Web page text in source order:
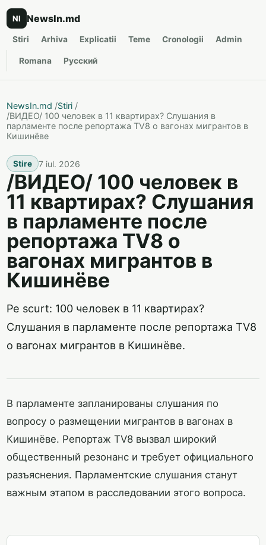
NI NewsIn.md
Stiri Arhiva Explicatii Teme Cronologii Admin
Romana Русский
NewsIn.md /Stiri /
/ВИДЕО/ 100 человек в 11 квартирах? Слушания в
парламенте после репортажа TV8 о вагонах мигрантов в
Кишинёве
Stire 7 iul. 2026
/ВИДЕО/ 100 человек в
11 квартирах? Слушания
в парламенте после
репортажа TV8 о
вагонах мигрантов в
Кишинёве
Pe scurt: 100 человек в 11 квартирах?
Слушания в парламенте после репортажа TV8
о вагонах мигрантов в Кишинёве.
В парламенте запланированы слушания по
вопросу о размещении мигрантов в вагонах в
Кишинёве. Репортаж TV8 вызвал широкий
общественный резонанс и требует официального
разъяснения. Парламентские слушания станут
важным этапом в расследовании этого вопроса.